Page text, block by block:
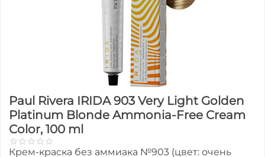
Paul Rivera IRIDA 903 Very Light Golden
Platinum Blonde Ammonia-Free Cream
Color, 100 ml
Крем-краска без аммиака №903 (цвет: очень